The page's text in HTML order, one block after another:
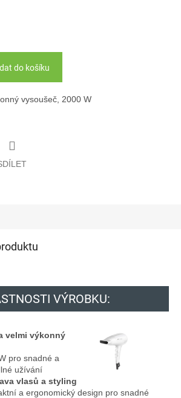
do košíku
vysoušeč, 2000 W
VÝROBKU:
velmi výkonný
pro snadné a
užívání
vlasů a styling
a ergonomický design pro snadné